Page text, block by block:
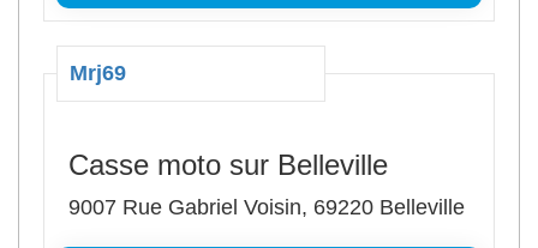
Mrj69
Casse moto sur Belleville
9007 Rue Gabriel Voisin, 69220 Belleville